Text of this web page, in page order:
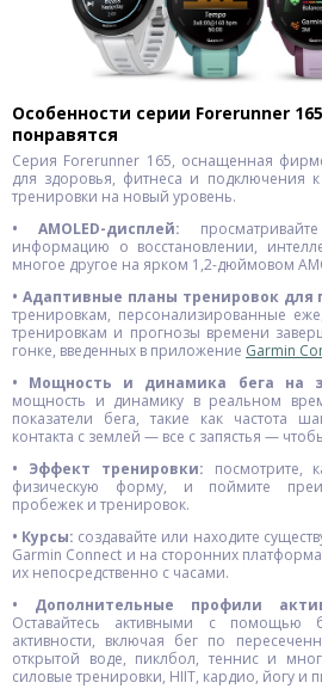
Особенности серии Forerunner
понравятся
Серия Forerunner 165, оснащенная
для здоровья, фитнеса и подключения к
тренировки на новый уровень.
• AMOLED-дисплей:
информацию о восстановлении,
многое другое на ярком 1,2-дюймовом
• Адаптивные планы тренировок для
тренировкам, персонализированные
тренировкам и прогнозы времени
гонке, введенных в приложение Garmin
• Мощность и динамика бега на
мощность и динамику в реальном
показатели бега, такие как частота
контакта с землей — все с запястья —
• Эффект тренировки: посмотрите,
физическую форму, и поймите
пробежек и тренировок.
• Курсы: создавайте или находите
Garmin Connect и на сторонних
их непосредственно с часами.
• Дополнительные профили
Оставайтесь активными с
активности, включая бег по
открытой воде, пиклбол, теннис и
силовые тренировки, HIIT, кардио, йогу и